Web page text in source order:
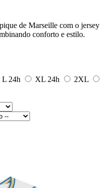
de Marseille com o jersey
conforto e estilo.
L 24h XL 24h
2XL